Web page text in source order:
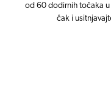
od 60 dodirnih točaka
čak i